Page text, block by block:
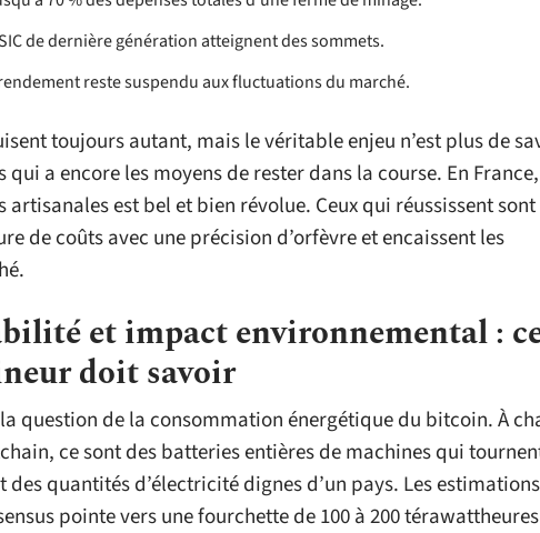
de dernière génération atteignent des sommets.
reste suspendu aux fluctuations du marché.
toujours autant, mais le véritable enjeu n’est plus de
qui a encore les moyens de rester dans la course. En
est bel et bien révolue. Ceux qui réussissent sont
de coûts avec une précision d’orfèvre et encaissent les
et impact environnemental :
doit savoir
question de la consommation énergétique du bitcoin. À
ce sont des batteries entières de machines qui
quantités d’électricité dignes d’un pays. Les estimations
pointe vers une fourchette de 100 à 200